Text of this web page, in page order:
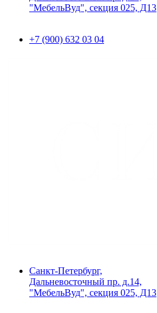
"МебельВуд", секция 025, Д13
+7 (900) 632 03 04
Санкт-Петербург,
Дальневосточный пр. д.14,
"МебельВуд", секция 025, Д13